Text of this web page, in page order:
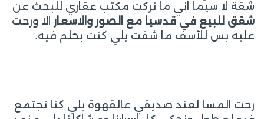
شقة لا سيما اني ما تركت مكتب عقاري للبحث عن
شقق للبيع في قدسيا مع الصور والاسعار الا ورحت
عليه بس للأسف ما شفت يلي كنت بحلم فيه.
رحت المسا لعند صديقي عالقهوة يلي كنا نجتمع